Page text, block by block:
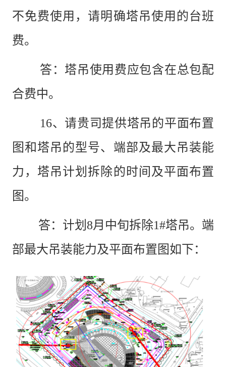
不免费使用，请明确塔吊使用的台班
费。
答： 塔吊使用费应包含在总包配
合费中。
16、 请贵司提供塔吊的平面布置
图和塔吊的型号、端部及最大吊装能
力，塔吊计划拆除的时间及平面布置
图。
答： 计划 8月中旬拆除1#塔吊。端
部最大吊装能力及平面布置图如下：